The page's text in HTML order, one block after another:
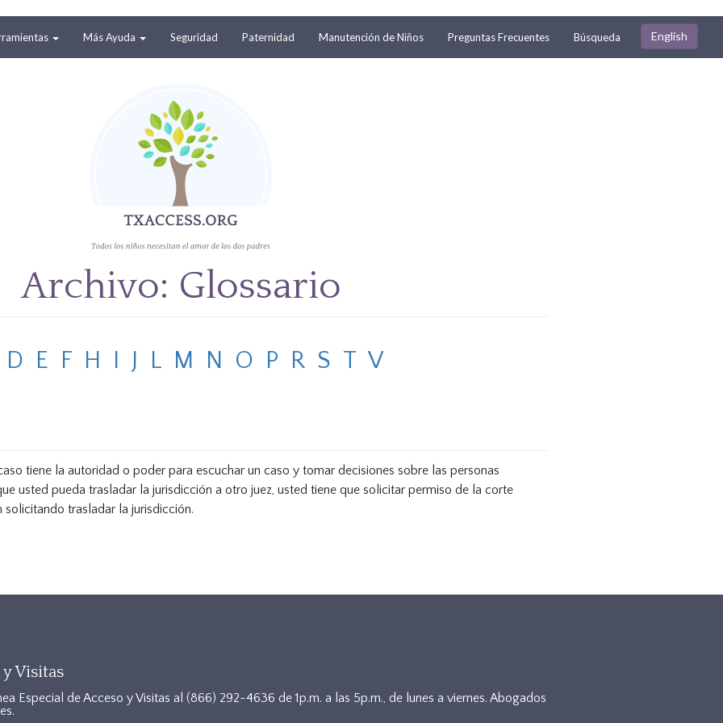
Más Ayuda Seguridad Paternidad Manutención de Niños Preguntas Frecuentes Búsqueda English
Archivo: Glossario
D E F H I J L M N O P R S T V
tiene la autoridad o poder para escuchar un caso y tomar decisiones sobre las personas
usted pueda trasladar la jurisdicción a otro juez, usted tiene que solicitar permiso de la corte
trasladar la jurisdicción.
Visitas
Especial de Acceso y Visitas al(866) 292-4636 de 1p.m. a las 5p.m., de lunes a viernes. Abogados